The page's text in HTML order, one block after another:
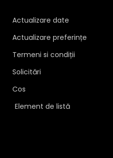
Actualizare date
Actualizare preferințe
Termeni si condiții
Solicitări
Cos
Element de listă